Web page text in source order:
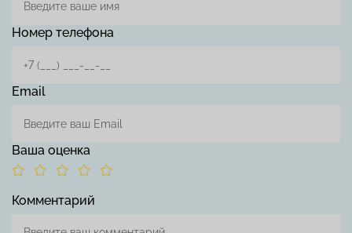
Номер телефона
Email
Ваша оценка
Комментарий